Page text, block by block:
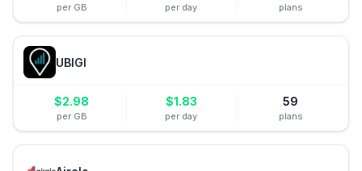
per GB per day plans
UBIGI
$2.98
per GB
$1.83
per day
59
plans